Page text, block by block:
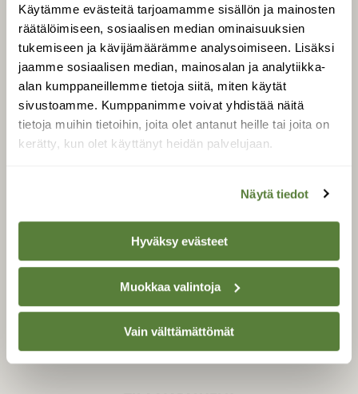
Käytämme evästeitä tarjoamamme sisällön ja mainosten
räätälöimiseen, sosiaalisen median ominaisuuksien
tukemiseen ja kävijämäärämme analysoimiseen. Lisäksi
jaamme sosiaalisen median, mainosalan ja analytiikka-
alan kumppaneillemme tietoja siitä, miten käytät
sivustoamme. Kumppanimme voivat yhdistää näitä
tietoja muihin tietoihin, joita olet antanut heille tai joita on
kerätty, kun olet käyttänyt heidän palvelujaan.
Näytä tiedot
Hyväksy evästeet
Muokkaa valintoja
Vain välttämättömät
Äänestä parasta juttua
Tilaa uutiskirje
SUOMEN LUONNON­
SUOJELU­LIITTO
Suomen Luonto -lehden
luonnonsuojelu­liitto.